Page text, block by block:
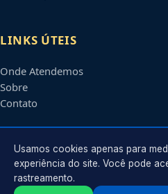
LINKS ÚTEIS
Onde Atendemos
Sobre
Contato
CONTATO
Atendimento em
Usamos cookies apenas para
experiência do site. Você pode
rastreamento.